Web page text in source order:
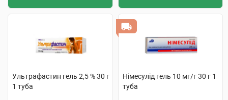
Ультрафастин гель 2,5 % 30 г
1 туба
Німесулід гель 10 мг/г 30 г 1
туба